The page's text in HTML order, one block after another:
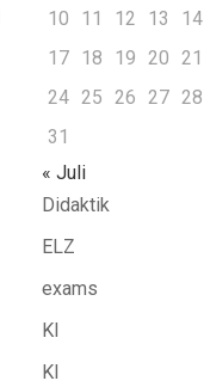
10
11 12 13 14
17 18 19 20 21
24 25 26 27 28
31
« Juli
Didaktik
ELZ
exams
KI
KI